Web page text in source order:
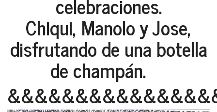
Chiqui, Manolo y Jose,
disfrutando de una botella
de champán.